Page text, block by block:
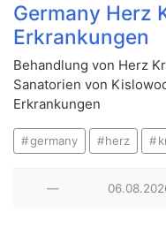
Germany Herz
Erkrankungen
Behandlung von Herz
Sanatorien von
Erkrankungen
germany herz
—